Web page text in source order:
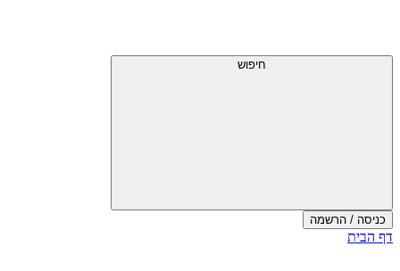
חיפוש
כניסה / הרשמה
דף הבית